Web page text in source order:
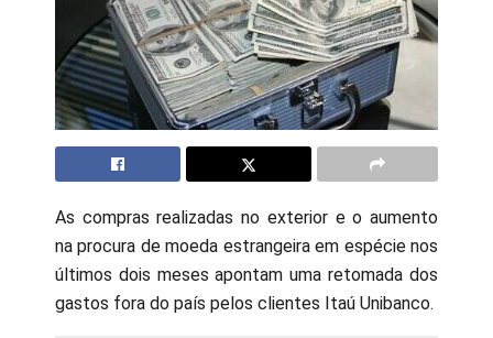
As compras realizadas no exterior e o aumento
na procura de moeda estrangeira em espécie nos
últimos dois meses apontam uma retomada dos
gastos fora do país pelos clientes Itaú Unibanco.